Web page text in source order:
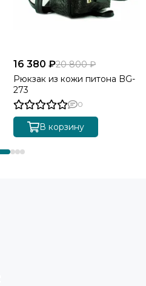
16 380 ₽20 800 ₽
Рюкзак из кожи питона BG-
273
0
В корзину